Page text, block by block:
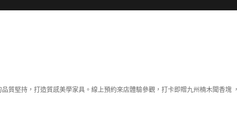
質堅持，打造質感美學家具。線上預約來店體驗參觀，打卡即贈九州楠木聞香塊